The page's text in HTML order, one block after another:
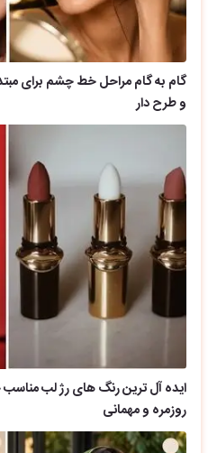
گام به گام مراحل خط چشم برای
و طرح دار
روزمره و مهمانی